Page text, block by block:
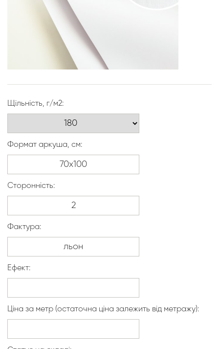
Щільність, г/м2:
Формат аркуша, см:
Сторонність:
Фактура:
Ефект:
Ціна за метр (остаточна ціна залежить від метражу):